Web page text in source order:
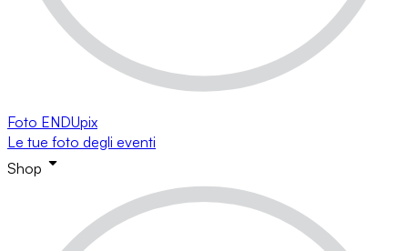
Foto ENDUpix
Le tue foto degli eventi
Shop